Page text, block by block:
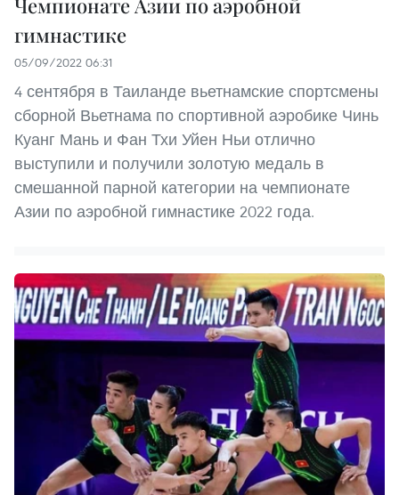
гимнастике
05/09/2022 06:31
4 сентября в Таиланде вьетнамские спортсмены
сборной Вьетнама по спортивной аэробике Чинь
Куанг Мань и Фан Тхи Уйен Ньи отлично
выступили и получили золотую медаль в
смешанной парной категории на чемпионате
Азии по аэробной гимнастике 2022 года.